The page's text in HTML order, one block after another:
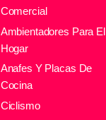
Comercial
Ambientadores Para El
Hogar
Anafes Y Placas De
Cocina
Ciclismo